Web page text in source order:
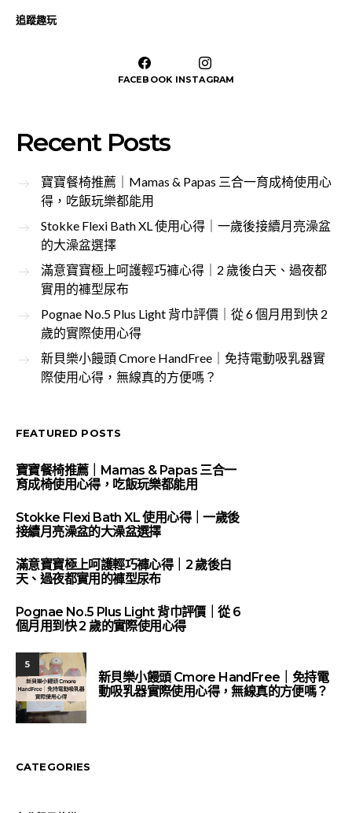
追蹤趣玩
FACEBOOK INSTAGRAM
Recent Posts
寶寶餐椅推薦｜Mamas & Papas 三合一育成椅使用心
得，吃飯玩樂都能用
Stokke Flexi Bath XL 使用心得｜一歲後接續月亮澡盆
的大澡盆選擇
滿意寶寶極上呵護輕巧褲心得｜2 歲後白天、過夜都
實用的褲型尿布
Pognae No.5 Plus Light 背巾評價｜從 6 個月用到快 2
歲的實際使用心得
新貝樂小饅頭 Cmore HandFree｜免持電動吸乳器實
際使用心得，無線真的方便嗎？
FEATURED POSTS
寶寶餐椅推薦｜Mamas & Papas 三合一
育成椅使用心得，吃飯玩樂都能用
Stokke Flexi Bath XL 使用心得｜一歲後
接續月亮澡盆的大澡盆選擇
滿意寶寶極上呵護輕巧褲心得｜2 歲後白
天、過夜都實用的褲型尿布
Pognae No.5 Plus Light 背巾評價｜從 6
個月用到快 2 歲的實際使用心得
5
新貝樂小饅頭 Cmore HandFree｜免持電
動吸乳器實際使用心得，無線真的方便嗎？
CATEGORIES